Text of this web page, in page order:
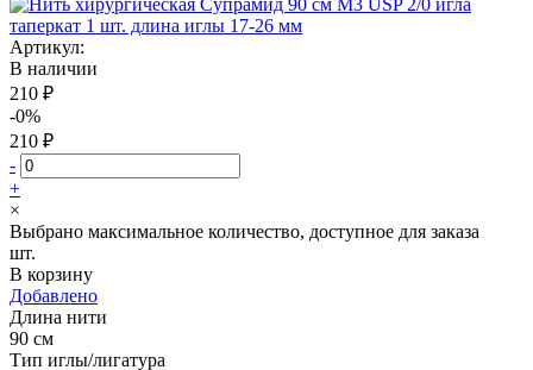
Артикул:
В наличии
210 ₽
-0%
210 ₽
-
+
×
Выбрано максимальное количество, доступное для заказа
шт.
В корзину
Добавлено
Длина нити
90 см
Тип иглы/лигатура